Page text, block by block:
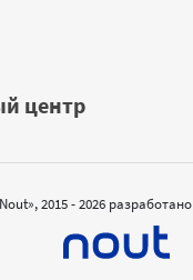
центр
2015 - 2026 разработано